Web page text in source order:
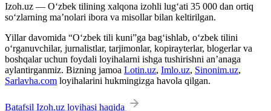
Izoh.uz — O‘zbek tilining xalqona izohli lug‘ati 35 000 dan ortiq
so‘zlarning ma’nolari ibora va misollar bilan keltirilgan.
Yillar davomida “O‘zbek tili kuni”ga bag‘ishlab, o‘zbek tilini
o‘rganuvchilar, jurnalistlar, tarjimonlar, kopirayterlar, blogerlar va
boshqalar uchun foydali loyihalarni ishga tushirishni an’anaga
aylantirganmiz. Bizning jamoa Lotin.uz, Imlo.uz, Sinonim.uz,
Sarlavha.com loyihalarini hukmingizga havola qilgan.
Batafsil Izoh.uz loyihasi haqida